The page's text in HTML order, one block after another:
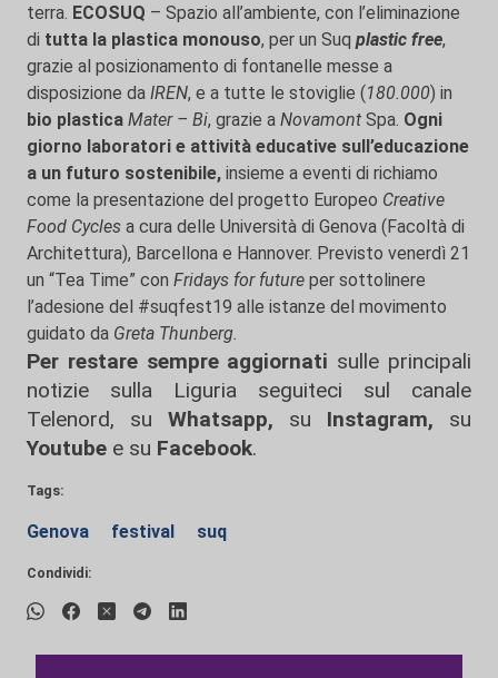
terra. ECOSUQ – Spazio all’ambiente, con l’eliminazione
di tutta la plastica monouso, per un Suq plastic free,
grazie al posizionamento di fontanelle messe a
disposizione da IREN, e a tutte le stoviglie (180.000) in
bio plastica Mater – Bi, grazie a Novamont Spa. Ogni
giorno laboratori e attività educative sull’educazione
a un futuro sostenibile, insieme a eventi di richiamo
come la presentazione del progetto Europeo Creative
Food Cycles a cura delle Università di Genova (Facoltà di
Architettura), Barcellona e Hannover. Previsto venerdì 21
un “Tea Time” con Fridays for future per sottolinere
l’adesione del #suqfest19 alle istanze del movimento
guidato da Greta Thunberg.
Per restare sempre aggiornati sulle principali
notizie sulla Liguria seguiteci sul canale
Telenord, su
Whatsapp, su Instagram, su
Youtube e su Facebook.
Tags:
Genova festival suq
Condividi: